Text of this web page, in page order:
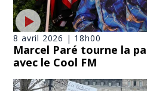
8 avril 2026 | 18h00
Marcel Paré tourne la
avec le Cool FM